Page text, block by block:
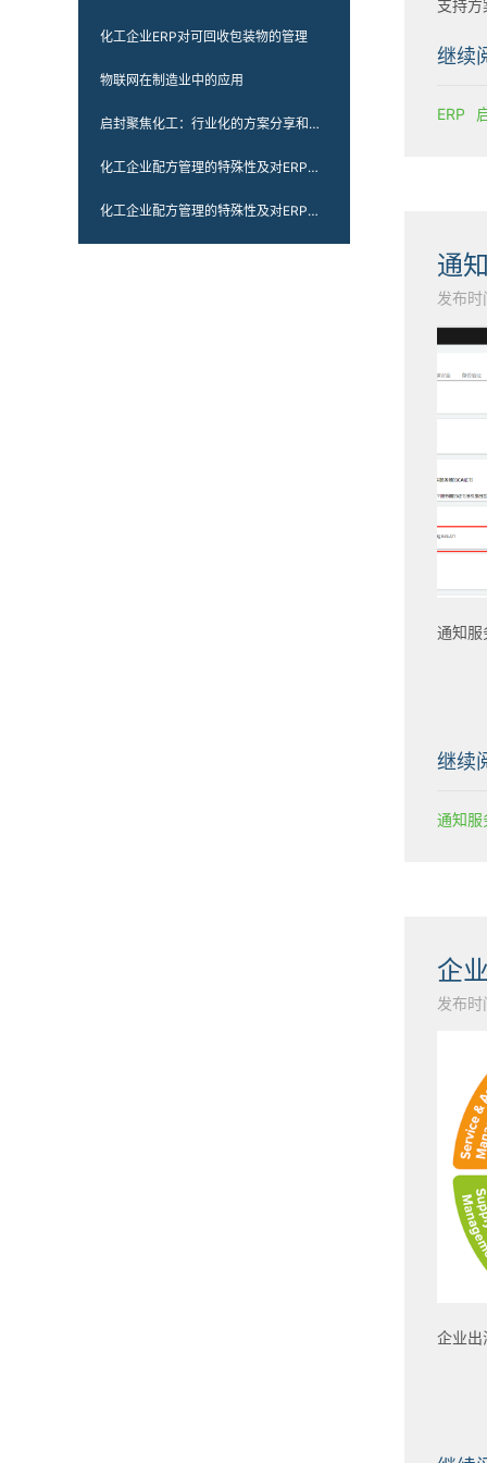
化工企业ERP对可回收包装物的管理
物联网在制造业中的应用
启封聚焦化工：行业化的方案分享和持续的技术迭代
化工企业配方管理的特殊性及对ERP的管理要求（二）
化工企业配方管理的特殊性及对ERP的管理要求
支持
继续
ERP
通
发布
通知服
继续
通知服
发布
企业出